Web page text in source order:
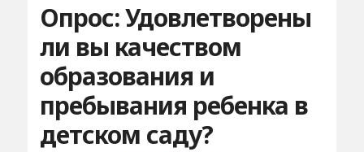
Опрос: Удовлетворены
ли вы качеством
образования и
пребывания ребенка в
детском саду?